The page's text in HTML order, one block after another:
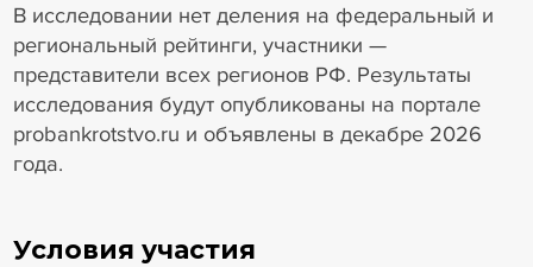
В исследовании нет деления на федеральный и
региональный рейтинги, участники —
представители всех регионов РФ. Результаты
исследования будут опубликованы на портале
probankrotstvo.ru и объявлены в декабре 2026
года.
Условия участия